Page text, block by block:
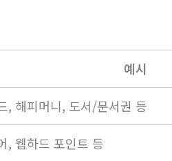
예시
, 해피머니, 도서/문서권 등
, 웹하드 포인트 등